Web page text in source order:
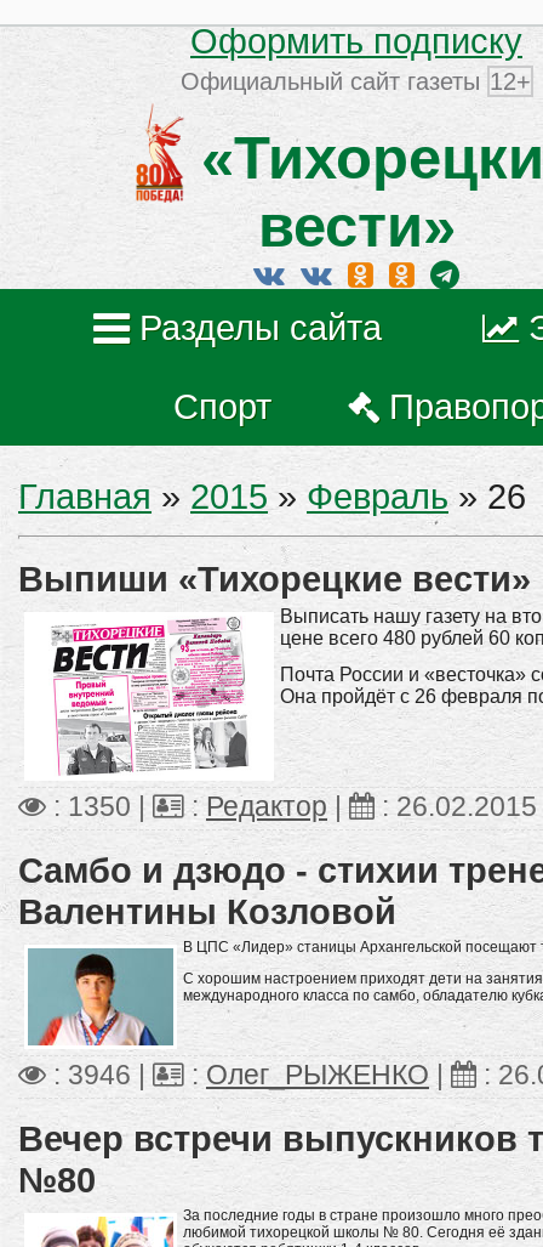
Оформить подписку
Официальный сайт газеты 12+
вести»
Разделы сайта
Спорт
Главная » 2015 » Февраль » 26
Выпиши «Тихорецкие
Выписать нашу газету на
цене всего 480 рублей 60
Почта России и «весточка»
Она пройдёт с 26 февраля
: 1350 | :Редактор : 26.02.2015
Самбо и дзюдо - стихии
Валентины Козловой
В ЦПС «Лидер» станицы Архангельской посещают
С хорошим настроением приходят дети на
международного класса по самбо, обладателю
: 3946 | : Олег_РЫЖЕНКО | :
Вечер встречи выпускников
№80
За последние годы в стране произошло много
любимой тихорецкой школы № 80. Сегодня её